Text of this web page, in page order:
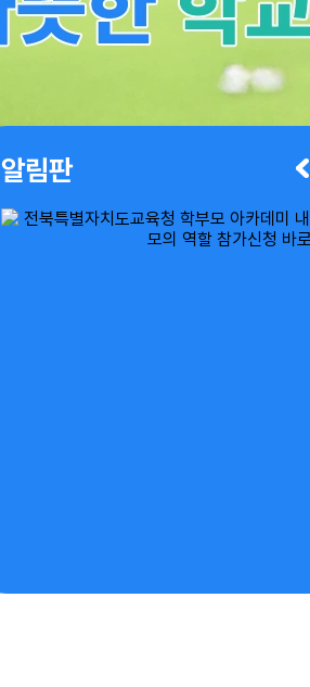
알림판